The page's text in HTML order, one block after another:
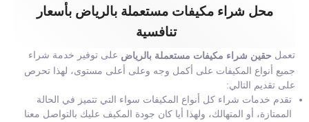
محل شراء مكيفات مستعملة بالرياض بأسعار
تنافسية
تعمل حقين شراء مكيفات مستعملة بالرياض على توفير خدمة شراء
جميع أنواع المكيفات على أكمل وجه وعلى أعلى مستوى، لهذا تحرص
على تقديم التالي:
تقدم خدمات شراء كل أنواع المكيفات سواء التي تتميز في الحالة
الممتازة، أو المتهالك، ولهذا أيا كان جودة المكيف عليك بالتواصل معنا